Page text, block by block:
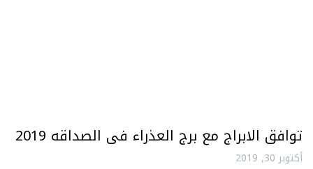
توافق الابراج مع برج العذراء فى الصداقه 2019
أكتوبر 30, 2019